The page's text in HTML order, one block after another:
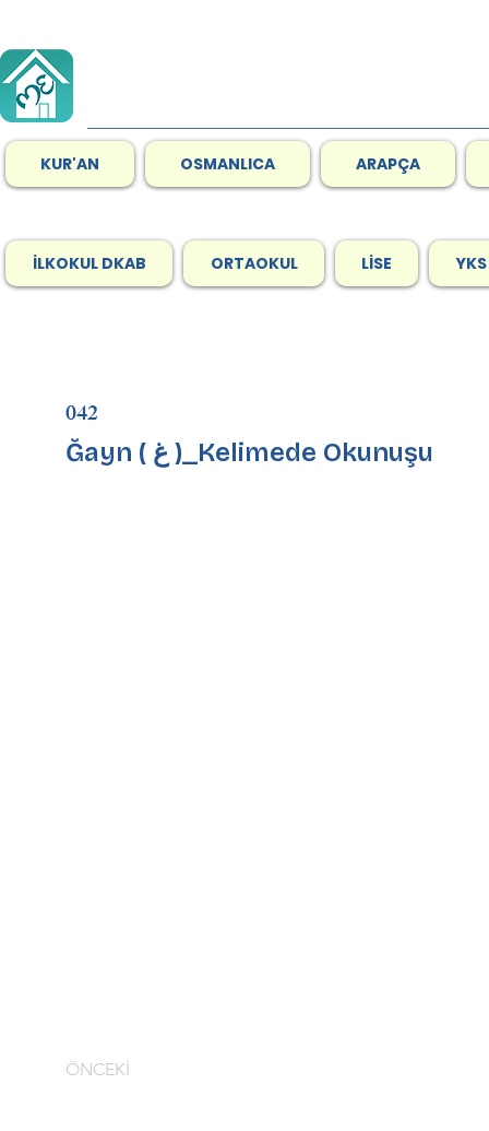
KUR'AN OSMANLICA ARAPÇA
İLKOKUL DKAB ORTAOKUL LİSE
042
Ğayn ( غ )_Kelimede Okunuşu
ÖNCEKİ